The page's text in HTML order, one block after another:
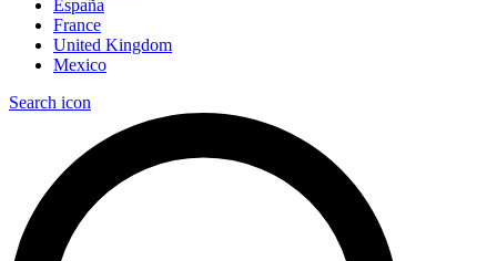
España
France
United Kingdom
Mexico
Search icon